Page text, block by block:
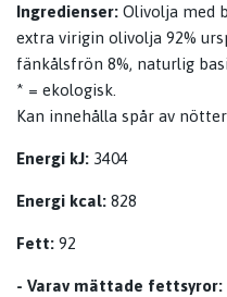
Ingredienser: Olivolja med
extra virigin olivolja 92%
fänkålsfrön 8%, naturlig
* = ekologisk.
Kan innehålla spår av nötter
Energi kJ: 3404
Energi kcal: 828
Fett: 92
- Varav mättade fettsyror: